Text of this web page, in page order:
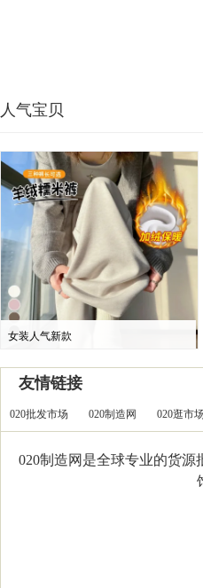
人气宝贝
女装人气新款
友情链接
020批发市场 020制造网 020逛市场
020制造网是全球专业的货